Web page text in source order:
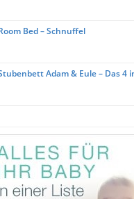
Bed – Schnuffel
Adam & Eule – Das 4